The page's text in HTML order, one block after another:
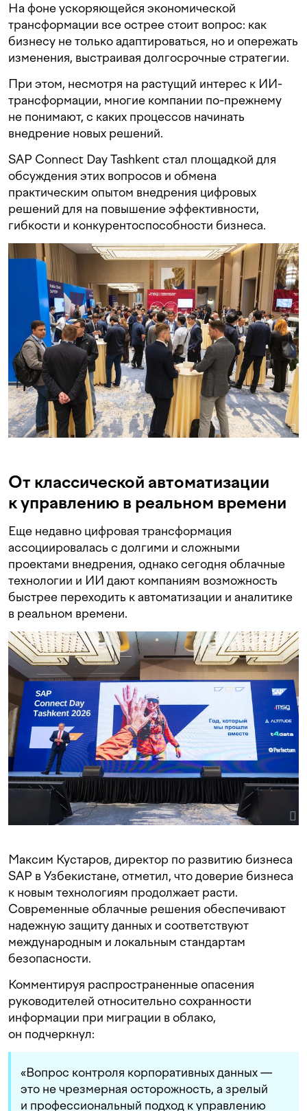
На фоне ускоряющейся экономической
трансформации все острее стоит вопрос: как
бизнесу не только адаптироваться, но и опережать
изменения, выстраивая долгосрочные стратегии.
При этом, несмотря на растущий интерес к ИИ-
трансформации, многие компании по-прежнему
не понимают, с каких процессов начинать
внедрение новых решений.
SAP Connect Day Tashkent стал площадкой для
обсуждения этих вопросов и обмена
практическим опытом внедрения цифровых
решений для на повышение эффективности,
гибкости и конкурентоспособности бизнеса.
От классической автоматизации
к управлению в реальном времени
Еще недавно цифровая трансформация
ассоциировалась с долгими и сложными
проектами внедрения, однако сегодня облачные
технологии и ИИ дают компаниям возможность
быстрее переходить к автоматизации и аналитике
в реальном времени.
Максим Кустаров, директор по развитию бизнеса
SAP в Узбекистане, отметил, что доверие бизнеса
к новым технологиям продолжает расти.
Современные облачные решения обеспечивают
надежную защиту данных и соответствуют
международным и локальным стандартам
безопасности.
Комментируя распространенные опасения
руководителей относительно сохранности
информации при миграции в облако,
он подчеркнул:
«Вопрос контроля корпоративных данных —
это не чрезмерная осторожность, а зрелый
и профессиональный подход к управлению